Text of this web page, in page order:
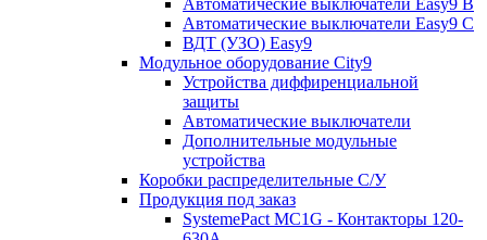
Автоматические выключатели Easy9 С
ВДТ (УЗО) Easy9
Модульное оборудование City9
Устройства диффиренциальной
защиты
Автоматические выключатели
Дополнительные модульные
устройства
Коробки распределительные C/У
Продукция под заказ
SystemePact MC1G - Контакторы 120-